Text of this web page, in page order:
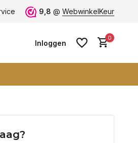
Grootste collectie -ruim 600+
9,8 @ WebwinkelKeur
Inloggen
Account aanmaken
0